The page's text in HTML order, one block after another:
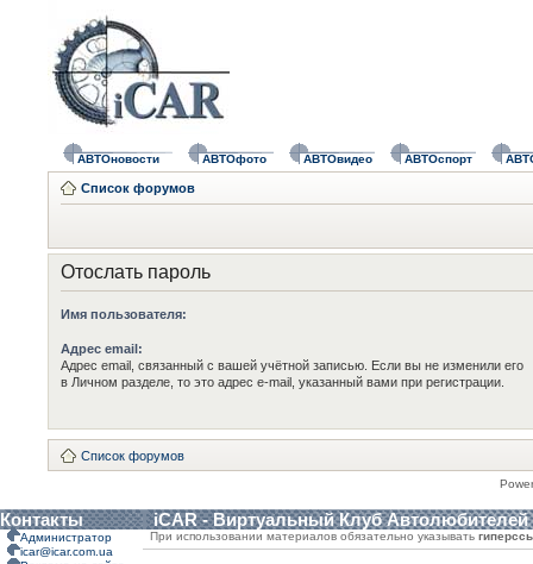
АВТОновости АВТОфото АВТОвидео АВТОспорт
Список форумов
Отослать пароль
Имя пользователя:
Адрес email:
Адрес email, связанный с вашей учётной записью. Если вы не изменили его
в Личном разделе, то это адрес e-mail, указанный вами при регистрации.
Список форумов
Контакты iCAR - Виртуальный Клуб Автолюбителей
Администратор
icar@icar.com.ua
При использовании материалов обязательно указывать